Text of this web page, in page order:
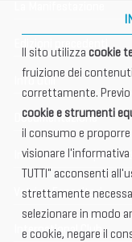
Info utili
Documentazione
Informazione
Vetrina Espositori
International Club
Il sito utilizza cookie
fruizione dei
correttamente.
cookie e strumenti
il consumo e
visionare l'informativa
TUTTI" acconsenti
strettamente
selezionare in modo
e cookie, negare il